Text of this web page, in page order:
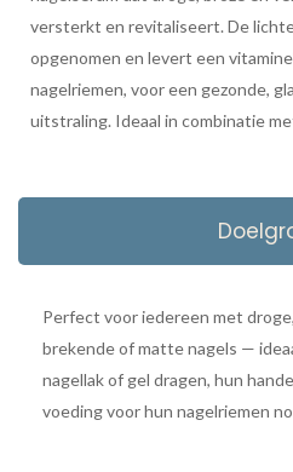
versterkt en revitaliseert. De
opgenomen en levert een
nagelriemen, voor een gezonde,
uitstraling. Ideaal in combinatie
Perfect voor iedereen met
brekende of matte nagels —
nagellak of gel dragen, hun
voeding voor hun nagelriemen